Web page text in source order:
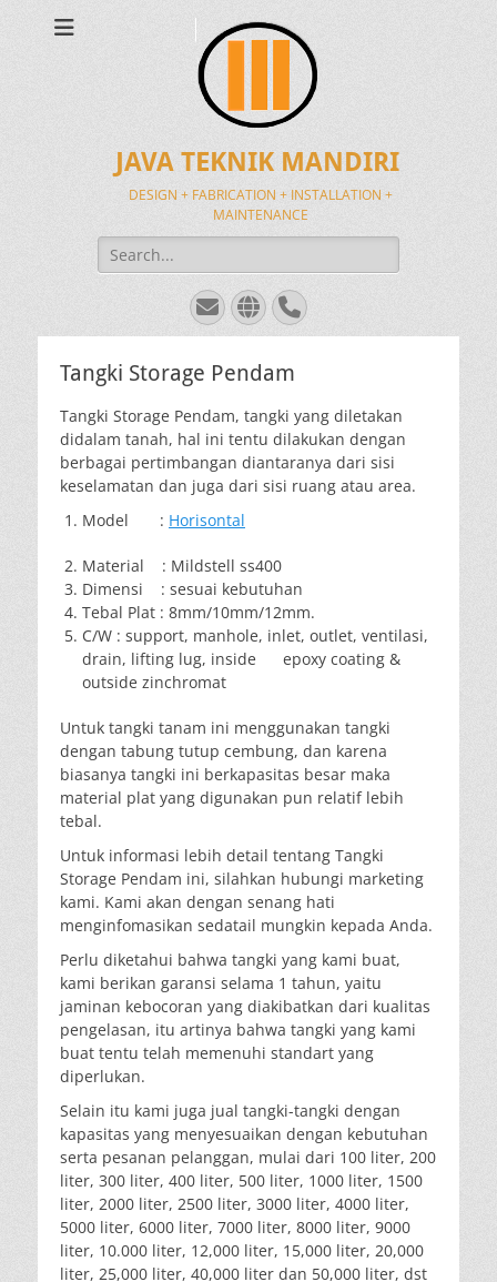
JAVA TEKNIK MANDIRI
DESIGN + FABRICATION + INSTALLATION +
MAINTENANCE
Search
for:
EmailWebsite
Phone
Tangki Storage Pendam
Tangki Storage Pendam, tangki yang diletakan
didalam tanah, hal ini tentu dilakukan dengan
berbagai pertimbangan diantaranya dari sisi
keselamatan dan juga dari sisi ruang atau area.
Model : Horisontal
Material : Mildstell ss400
Dimensi : sesuai kebutuhan
Tebal Plat : 8mm/10mm/12mm.
C/W : support, manhole, inlet, outlet, ventilasi,
drain, lifting lug, inside epoxy coating &
outside zinchromat
Untuk tangki tanam ini menggunakan tangki
dengan tabung tutup cembung, dan karena
biasanya tangki ini berkapasitas besar maka
material plat yang digunakan pun relatif lebih
tebal.
Untuk informasi lebih detail tentang Tangki
Storage Pendam ini, silahkan hubungi marketing
kami. Kami akan dengan senang hati
menginfomasikan sedatail mungkin kepada Anda.
Perlu diketahui bahwa tangki yang kami buat,
kami berikan garansi selama 1 tahun, yaitu
jaminan kebocoran yang diakibatkan dari kualitas
pengelasan, itu artinya bahwa tangki yang kami
buat tentu telah memenuhi standart yang
diperlukan.
Selain itu kami juga jual tangki-tangki dengan
kapasitas yang menyesuaikan dengan kebutuhan
serta pesanan pelanggan, mulai dari 100 liter, 200
liter, 300 liter, 400 liter, 500 liter, 1000 liter, 1500
liter, 2000 liter, 2500 liter, 3000 liter, 4000 liter,
5000 liter, 6000 liter, 7000 liter, 8000 liter, 9000
liter, 10.000 liter, 12,000 liter, 15,000 liter, 20,000
liter, 25,000 liter, 40,000 liter dan 50,000 liter, dst